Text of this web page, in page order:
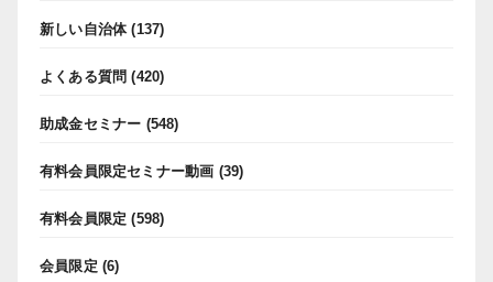
新しい自治体(137)
よくある質問 (420)
助成金セミナー (548)
有料会員限定セミナー動画 (39)
有料会員限定 (598)
会員限定 (6)